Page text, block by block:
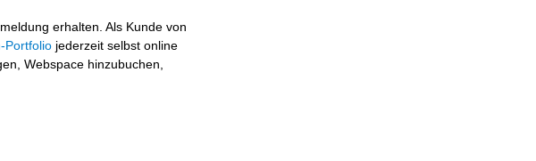
erhalten. Als Kunde von
Portfolio jederzeit selbst online
Webspace hinzubuchen,